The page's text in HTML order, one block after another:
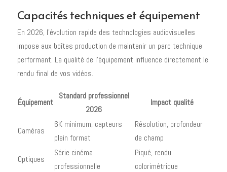
Capacités techniques et équipement
En 2026, l'évolution rapide des technologies audiovisuelles
impose aux boîtes production de maintenir un parc technique
performant. La qualité de l'équipement influence directement le
rendu final de vos vidéos.
Équipement
Standard professionnel
2026
Impact qualité
Caméras
6K minimum, capteurs
plein format
Résolution, profondeur
de champ
Optiques
Série cinéma
professionnelle
Piqué, rendu
colorimétrique